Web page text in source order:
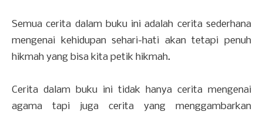
Semua cerita dalam buku ini adalah cerita sederhana
mengenai kehidupan sehari-hati akan tetapi penuh
hikmah yang bisa kita petik hikmah.
Cerita dalam buku ini tidak hanya cerita mengenai
agama tapi juga cerita yang menggambarkan